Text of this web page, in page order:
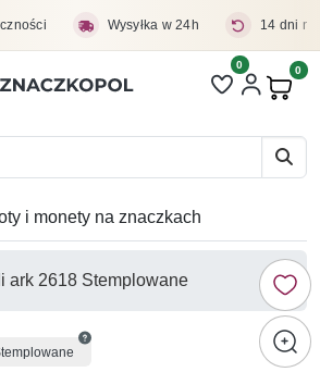
Wysyłka w 24h 14 dni
Liczba pozycji
0 0
i monety na znaczkach